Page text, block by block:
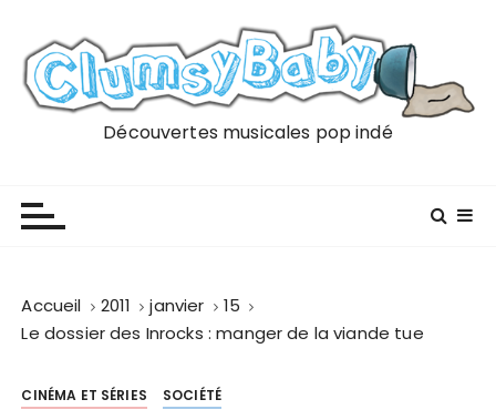
Découvertes musicales pop indé
Accueil 2011 janvier
15
Le dossier des Inrocks : manger de la viande tue
CINÉMA ET SÉRIES SOCIÉTÉ